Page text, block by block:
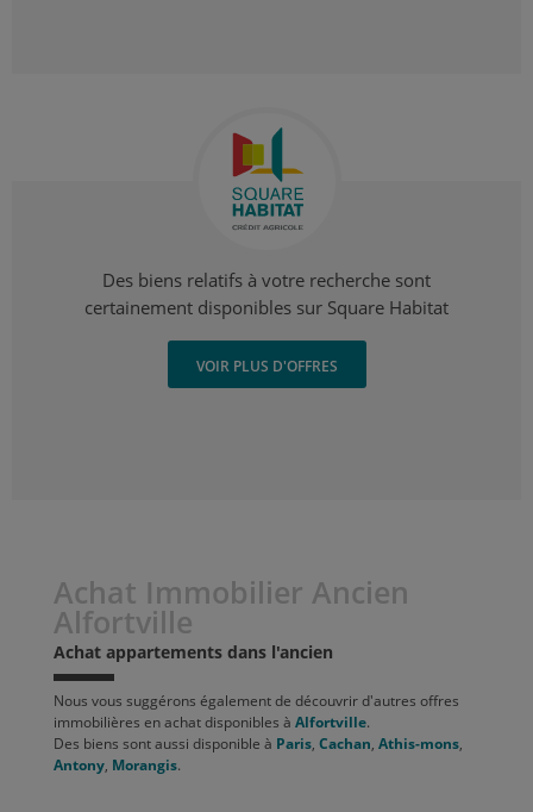
Des biens relatifs à votre recherche sont
certainement disponibles sur Square Habitat
VOIR PLUS D'OFFRES
Achat Immobilier Ancien
Alfortville
Achat appartements dans l'ancien
Nous vous suggérons également de découvrir d'autres offres
immobilières en achat disponibles à Alfortville.
Des biens sont aussi disponible à Paris, Cachan, Athis-mons,
Antony, Morangis.